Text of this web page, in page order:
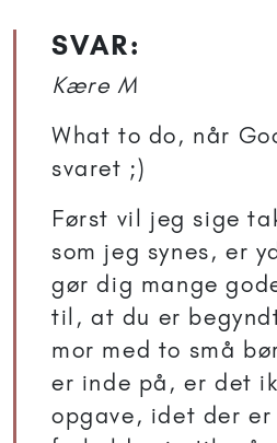
SVAR:
Kære M
What to do, når
svaret ;)
Først vil jeg sige
som jeg synes, er
gør dig mange
til, at du er
mor med to små
er inde på, er det
opgave, idet der